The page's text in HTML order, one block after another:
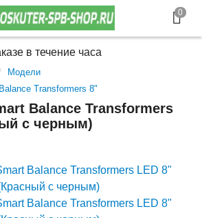
Модели
Transformers 8"
Balance Transformers
с черным)